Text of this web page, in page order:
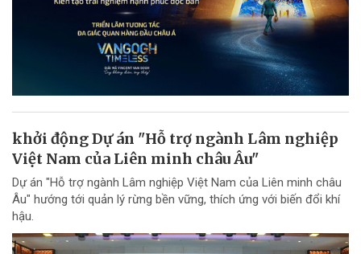
khởi động Dự án "Hỗ trợ ngành Lâm nghiệp
Việt Nam của Liên minh châu Âu"
Dự án "Hỗ trợ ngành Lâm nghiệp Việt Nam của Liên minh châu
Âu" hướng tới quản lý rừng bền vững, thích ứng với biến đổi khí
hậu.